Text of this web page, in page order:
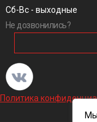
Сб-Вс - выходные
Не дозвонились?
Политика